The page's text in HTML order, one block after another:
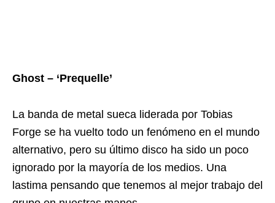
Ghost – ‘Prequelle’
La banda de metal sueca liderada por Tobias
Forge se ha vuelto todo un fenómeno en el mundo
alternativo, pero su último disco ha sido un poco
ignorado por la mayoría de los medios. Una
lastima pensando que tenemos al mejor trabajo del